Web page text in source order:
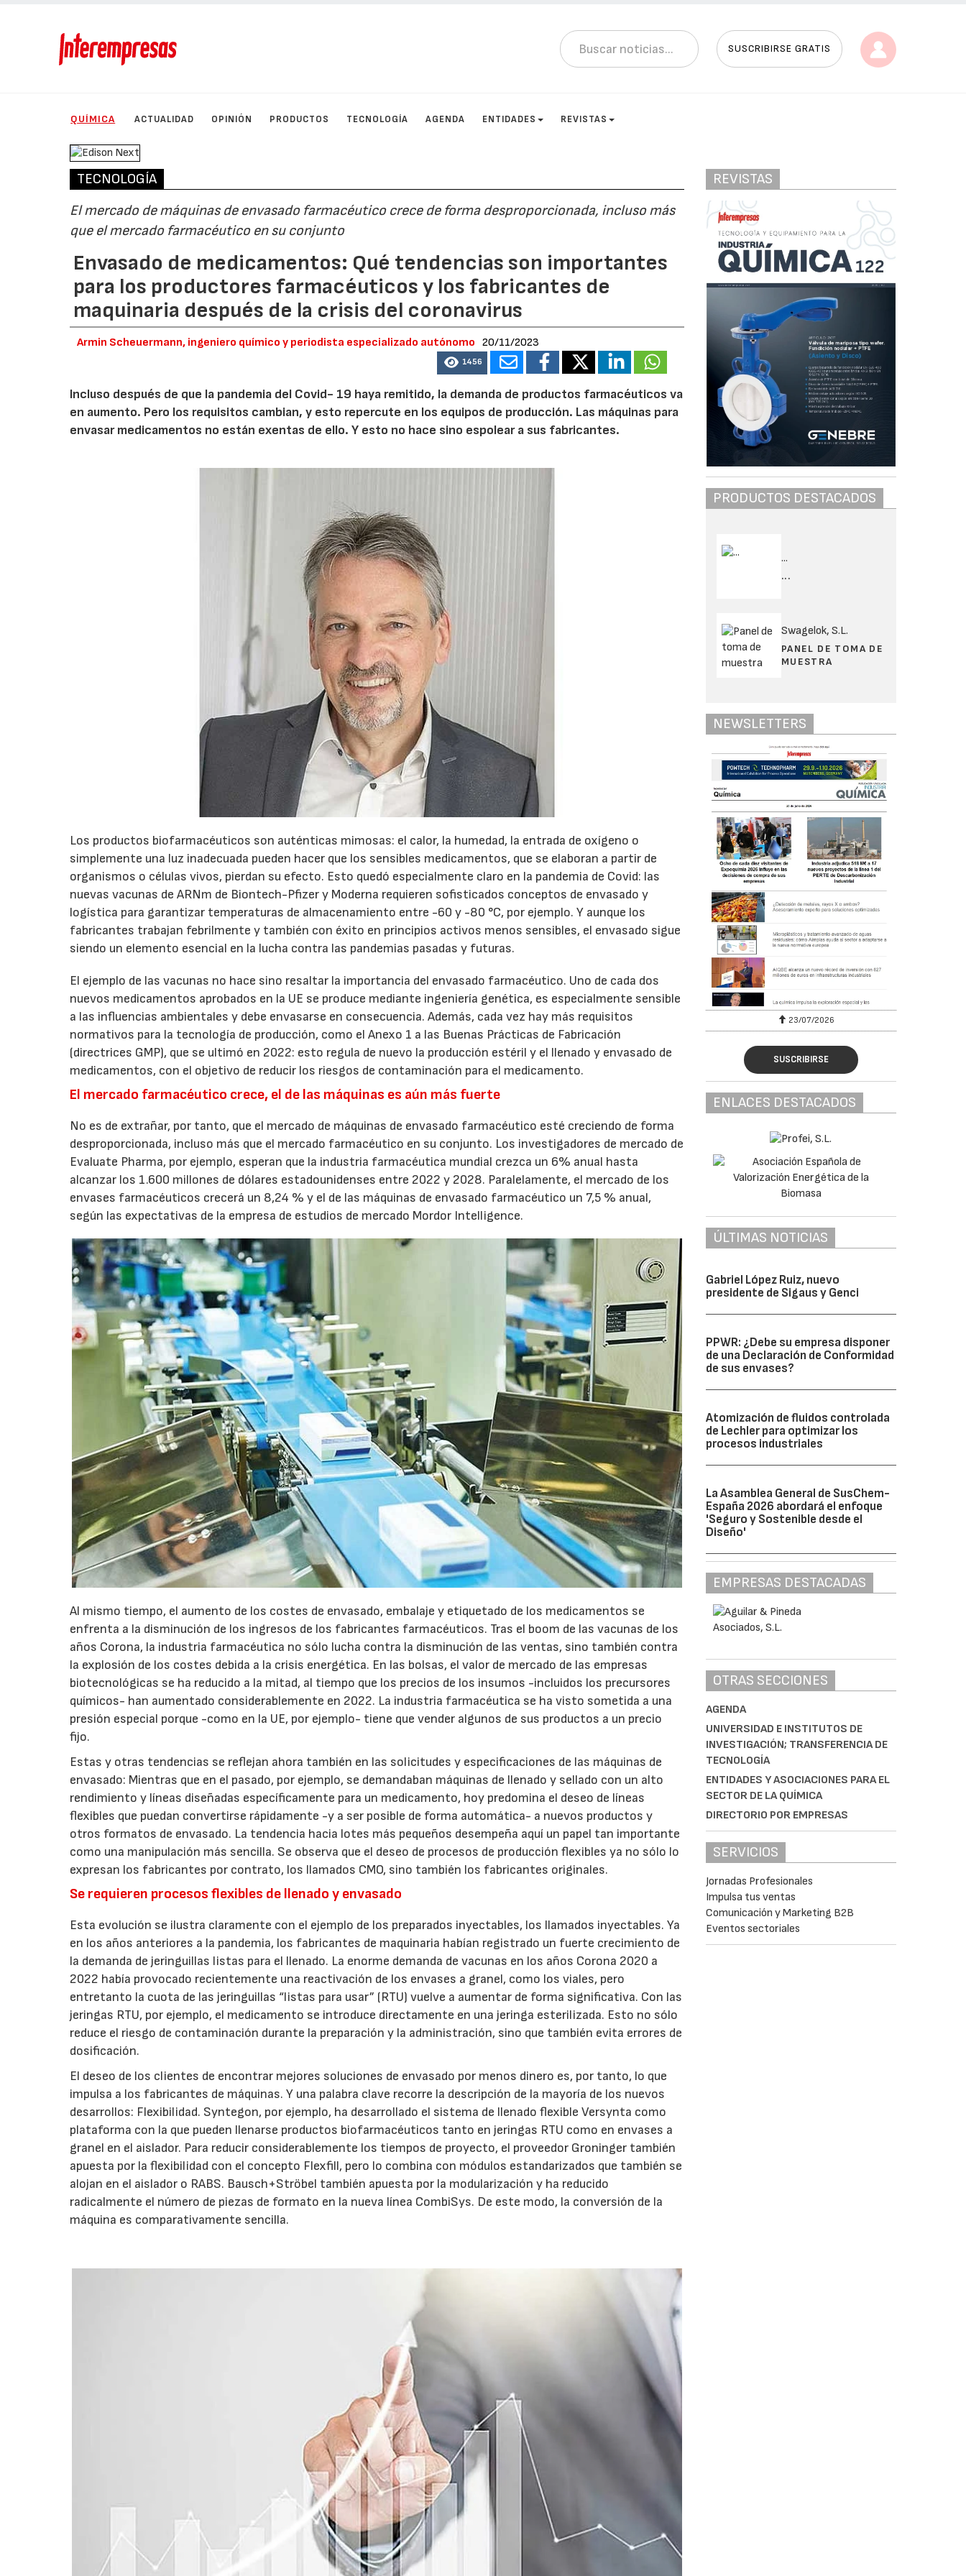
SUSCRIBIRSE GRATIS
QUÍMICA ACTUALIDAD OPINIÓN PRODUCTOS TECNOLOGÍA AGENDA ENTIDADES REVISTAS
TECNOLOGÍA
El mercado de máquinas de envasado farmacéutico crece de forma desproporcionada, incluso más
que el mercado farmacéutico en su conjunto
Envasado de medicamentos: Qué tendencias son importantes
para los productores farmacéuticos y los fabricantes de
maquinaria después de la crisis del coronavirus
Armin Scheuermann, ingeniero químico y periodista especializado autónomo 20/11/2023
1456
Incluso después de que la pandemia del Covid- 19 haya remitido, la demanda de productos farmacéuticos va
en aumento. Pero los requisitos cambian, y esto repercute en los equipos de producción. Las máquinas para
envasar medicamentos no están exentas de ello. Y esto no hace sino espolear a sus fabricantes.
Los productos biofarmacéuticos son auténticas mimosas: el calor, la humedad, la entrada de oxígeno o
simplemente una luz inadecuada pueden hacer que los sensibles medicamentos, que se elaboran a partir de
organismos o células vivos, pierdan su efecto. Esto quedó especialmente claro en la pandemia de Covid: las
nuevas vacunas de ARNm de Biontech-Pfizer y Moderna requieren sofisticados conceptos de envasado y
logística para garantizar temperaturas de almacenamiento entre -60 y -80 °C, por ejemplo. Y aunque los
fabricantes trabajan febrilmente y también con éxito en principios activos menos sensibles, el envasado sigue
siendo un elemento esencial en la lucha contra las pandemias pasadas y futuras.
El ejemplo de las vacunas no hace sino resaltar la importancia del envasado farmacéutico. Uno de cada dos
nuevos medicamentos aprobados en la UE se produce mediante ingeniería genética, es especialmente sensible
a las influencias ambientales y debe envasarse en consecuencia. Además, cada vez hay más requisitos
normativos para la tecnología de producción, como el Anexo 1 a las Buenas Prácticas de Fabricación
(directrices GMP), que se ultimó en 2022: esto regula de nuevo la producción estéril y el llenado y envasado de
medicamentos, con el objetivo de reducir los riesgos de contaminación para el medicamento.
El mercado farmacéutico crece, el de las máquinas es aún más fuerte
No es de extrañar, por tanto, que el mercado de máquinas de envasado farmacéutico esté creciendo de forma
desproporcionada, incluso más que el mercado farmacéutico en su conjunto. Los investigadores de mercado de
Evaluate Pharma, por ejemplo, esperan que la industria farmacéutica mundial crezca un 6% anual hasta
alcanzar los 1.600 millones de dólares estadounidenses entre 2022 y 2028. Paralelamente, el mercado de los
envases farmacéuticos crecerá un 8,24 % y el de las máquinas de envasado farmacéutico un 7,5 % anual,
según las expectativas de la empresa de estudios de mercado Mordor Intelligence.
Al mismo tiempo, el aumento de los costes de envasado, embalaje y etiquetado de los medicamentos se
enfrenta a la disminución de los ingresos de los fabricantes farmacéuticos. Tras el boom de las vacunas de los
años Corona, la industria farmacéutica no sólo lucha contra la disminución de las ventas, sino también contra
la explosión de los costes debida a la crisis energética. En las bolsas, el valor de mercado de las empresas
biotecnológicas se ha reducido a la mitad, al tiempo que los precios de los insumos -incluidos los precursores
químicos- han aumentado considerablemente en 2022. La industria farmacéutica se ha visto sometida a una
presión especial porque -como en la UE, por ejemplo- tiene que vender algunos de sus productos a un precio
fijo.
Estas y otras tendencias se reflejan ahora también en las solicitudes y especificaciones de las máquinas de
envasado: Mientras que en el pasado, por ejemplo, se demandaban máquinas de llenado y sellado con un alto
rendimiento y líneas diseñadas específicamente para un medicamento, hoy predomina el deseo de líneas
flexibles que puedan convertirse rápidamente -y a ser posible de forma automática- a nuevos productos y
otros formatos de envasado. La tendencia hacia lotes más pequeños desempeña aquí un papel tan importante
como una manipulación más sencilla. Se observa que el deseo de procesos de producción flexibles ya no sólo lo
expresan los fabricantes por contrato, los llamados CMO, sino también los fabricantes originales.
Se requieren procesos flexibles de llenado y envasado
Esta evolución se ilustra claramente con el ejemplo de los preparados inyectables, los llamados inyectables. Ya
en los años anteriores a la pandemia, los fabricantes de maquinaria habían registrado un fuerte crecimiento de
la demanda de jeringuillas listas para el llenado. La enorme demanda de vacunas en los años Corona 2020 a
2022 había provocado recientemente una reactivación de los envases a granel, como los viales, pero
entretanto la cuota de las jeringuillas “listas para usar” (RTU) vuelve a aumentar de forma significativa. Con las
jeringas RTU, por ejemplo, el medicamento se introduce directamente en una jeringa esterilizada. Esto no sólo
reduce el riesgo de contaminación durante la preparación y la administración, sino que también evita errores de
dosificación.
El deseo de los clientes de encontrar mejores soluciones de envasado por menos dinero es, por tanto, lo que
impulsa a los fabricantes de máquinas. Y una palabra clave recorre la descripción de la mayoría de los nuevos
desarrollos: Flexibilidad. Syntegon, por ejemplo, ha desarrollado el sistema de llenado flexible Versynta como
plataforma con la que pueden llenarse productos biofarmacéuticos tanto en jeringas RTU como en envases a
granel en el aislador. Para reducir considerablemente los tiempos de proyecto, el proveedor Groninger también
apuesta por la flexibilidad con el concepto Flexfill, pero lo combina con módulos estandarizados que también se
alojan en el aislador o RABS. Bausch+Ströbel también apuesta por la modularización y ha reducido
radicalmente el número de piezas de formato en la nueva línea CombiSys. De este modo, la conversión de la
máquina es comparativamente sencilla.
REVISTAS
PRODUCTOS DESTACADOS
...
...
Swagelok, S.L.
PANEL DE TOMA DE
MUESTRA
NEWSLETTERS
23/07/2026 30/07/2026 23/07/2026
SUSCRIBIRSE
ENLACES DESTACADOS
ÚLTIMAS NOTICIAS
Gabriel López Ruiz, nuevo
presidente de Sigaus y Genci
PPWR: ¿Debe su empresa disponer
de una Declaración de Conformidad
de sus envases?
Atomización de fluidos controlada
de Lechler para optimizar los
procesos industriales
La Asamblea General de SusChem-
España 2026 abordará el enfoque
'Seguro y Sostenible desde el
Diseño'
EMPRESAS DESTACADAS
OTRAS SECCIONES
AGENDA
UNIVERSIDAD E INSTITUTOS DE
INVESTIGACIÓN; TRANSFERENCIA DE
TECNOLOGÍA
ENTIDADES Y ASOCIACIONES PARA EL
SECTOR DE LA QUÍMICA
DIRECTORIO POR EMPRESAS
SERVICIOS
Jornadas Profesionales
Impulsa tus ventas
Comunicación y Marketing B2B
Eventos sectoriales